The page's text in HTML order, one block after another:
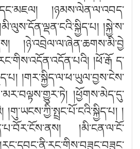
།ཉམས་ལེན་ལ་འབད་
།སྐྱེ་ས་
།ཉེ་འབྲེལ་ལ་ཞེན་ཆགས་མི་བྱེ
།ཕོ་རྒོ ད་
།གར་སྐྱིད་ལ་ཕ་ཡུལ་བྱས་ངེས་
།ཕྱོགས་མེད་དུ་
།གུ་ཡངས་ཀྱི་སྤྲང་པོ་ངའི་སྐྱིད་པ། །
།མི་ངན་ལ་ངོ་